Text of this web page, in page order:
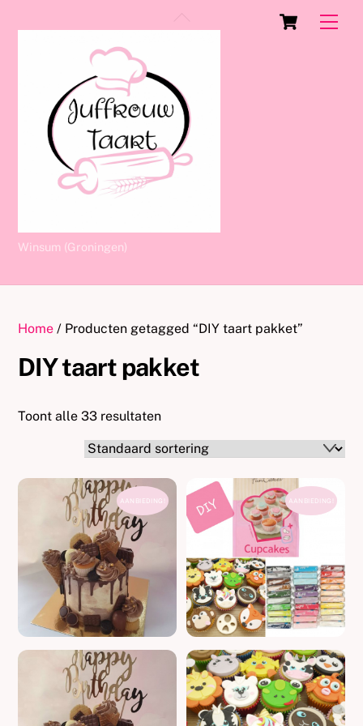
Cart
Winsum (Groningen)
Home / Producten getagged “DIY taart pakket”
DIY taart pakket
Toont alle 33 resultaten
AANBIEDING! AANBIEDING!
To